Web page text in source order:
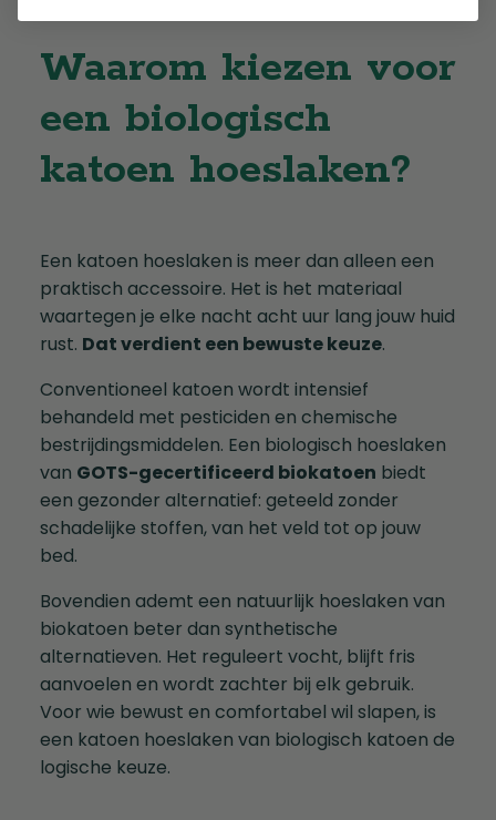
Waarom kiezen voor
een biologisch
katoen hoeslaken?
Een katoen hoeslaken is meer dan alleen een
praktisch accessoire. Het is het materiaal
waartegen je elke nacht acht uur lang jouw huid
rust. Dat verdient een bewuste keuze.
Conventioneel katoen wordt intensief
behandeld met pesticiden en chemische
bestrijdingsmiddelen. Een biologisch hoeslaken
van GOTS-gecertificeerd biokatoen biedt
een gezonder alternatief: geteeld zonder
schadelijke stoffen, van het veld tot op jouw
bed.
Bovendien ademt een natuurlijk hoeslaken van
biokatoen beter dan synthetische
alternatieven. Het reguleert vocht, blijft fris
aanvoelen en wordt zachter bij elk gebruik.
Voor wie bewust en comfortabel wil slapen, is
een katoen hoeslaken van biologisch katoen de
logische keuze.